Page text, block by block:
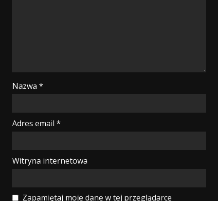
Nazwa *
Adres email *
Witryna internetowa
Zapamiętaj moje dane w tej przeglądarce